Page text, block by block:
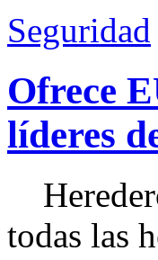
Seguridad
Ofrece
líderes
todas las